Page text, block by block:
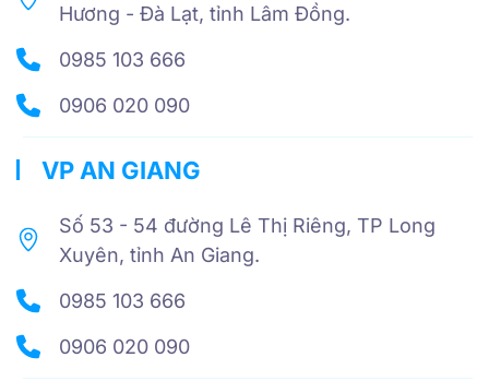
Hương - Đà Lạt, tỉnh Lâm Đồng.
0985 103 666
0906 020 090
VP AN GIANG
Số 53 - 54 đường Lê Thị Riêng, TP Long
Xuyên, tỉnh An Giang.
0985 103 666
0906 020 090